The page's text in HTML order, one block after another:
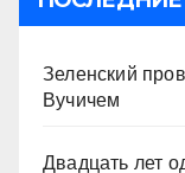
Зеленский
Вучичем
Двадцать лет